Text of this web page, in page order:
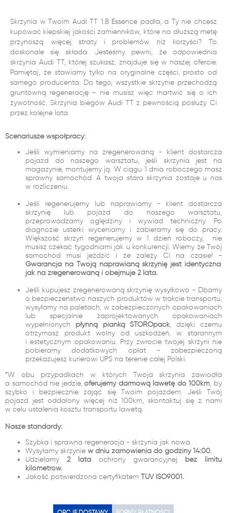
Skrzynia w Twoim Audi TT 1.8 Essence padła, a Ty nie chcesz
kupować kiepskiej jakości zamienników, które na dłuższą metę
przynoszą więcej straty i problemów niż korzyści? To
doskonale się składa. Jesteśmy pewni, że odpowiednia
skrzynia Audi TT, której szukasz, znajduje się w naszej ofercie.
Pamiętaj, że stawiamy tylko na oryginalne części, prosto od
samego producenta. Do tego, wszystkie skrzynie przechodzą
gruntowną regenerację - nie musisz więc martwić się o ich
żywotność. Skrzynia biegów Audi TT z pewnością posłuży Ci
przez kolejne lata.
Scenariusze współpracy:
Jeśli wymieniamy na zregenerowaną - klient dostarcza
pojazd do naszego warsztatu, jeśli skrzynia jest na
magazynie, montujemy ją. W ciągu 1 dnia roboczego masz
sprawny samochód. A twoja stara skrzynia zostaje u nas
w rozliczeniu.
Jeśli regenerujemy lub naprawiamy - klient dostarcza
skrzynię lub pojazd do naszego warsztatu,
przeprowadzamy oględziny i wywiad techniczny. Po
diagnozie usterki wyceniamy i zabieramy się do pracy.
Większość skrzyń regenerujemy w 1 dzień roboczy, nie
musisz czekać tygodniami jak u konkurencji. Wiemy że Twój
samochód musi jeździć i że zależy Ci na czasie! -
Gwarancja na Twoją naprawianą skrzynię jest identyczna
jak na zregenerowaną i obejmuje 2 lata.
Jeśli kupujesz zregenerowaną skrzynię wysyłkowo - Dbamy
o bezpieczeństwo naszych produktów w trakcie transportu,
wysyłamy na paletach, w zabezpieczonych opakowaniach
lub specjalnie zaprojektowanych opakowaniach
wypełnionych płynną pianką STOROpack, dzięki czemu
otrzymasz produkt wolny od uszkodzeń, w starannym
i estetycznym opakowaniu. Przy zwrocie twojej skrzyni nie
pobieramy dodatkowych opłat - zabezpieczoną
przekazujesz kurierowi UPS na terenie całej Polski.
*W obu przypadkach w których Twoja skrzynia zawiodła
a samochód nie jedzie,oferujemy darmową lawetę do 100km, by
szybko i bezpiecznie zająć się Twoim pojazdem. Jeśli Twój
pojazd jest oddalony więcej niż 100km, skontaktuj się z nami
w celu ustalenia kosztu transportu lawetą.
Nasze standardy:
Szybka i sprawna regeneracja - skrzynia jak nowa.
Wysyłamy skrzynie w dniu zamówienia do godziny 14:00.
Udzielamy 2 lata ochrony gwarancyjnej bez limitu
kilometrów.
Jakość potwierdzona certyfikatem TUV ISO9001.